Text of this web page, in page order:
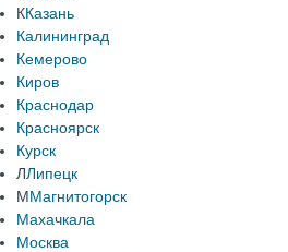
ККазань
Калининград
Кемерово
Киров
Краснодар
Красноярск
Курск
ЛЛипецк
ММагнитогорск
Махачкала
Москва